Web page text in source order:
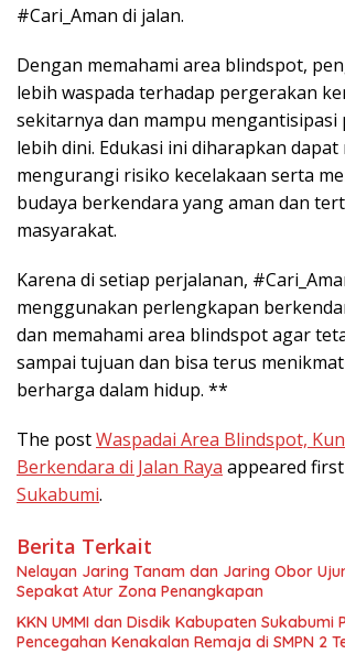
#Cari_Aman di jalan.
Dengan memahami area blindspot,
lebih waspada terhadap pergerakan
sekitarnya dan mampu mengantisipasi
lebih dini. Edukasi ini diharapkan
mengurangi risiko kecelakaan serta
budaya berkendara yang aman dan
masyarakat.
Karena di setiap perjalanan,
menggunakan perlengkapan
dan memahami area blindspot agar
sampai tujuan dan bisa terus
berharga dalam hidup. **
The postWaspadai Area Blindspot,
Berkendara di Jalan Raya appeared
Sukabumi.
Berita Terkait
Nelayan Jaring Tanam dan Jaring Obor
Sepakat Atur Zona Penangkapan
KKN UMMI dan Disdik Kabupaten Sukabumi
Pencegahan Kenakalan Remaja di SMPN 2